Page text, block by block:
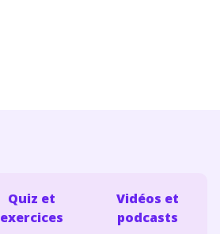
Quiz et
exercices
Vidéos et
podcasts